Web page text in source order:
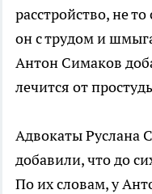
расстройство, не
он с трудом и
Антон Симаков
лечится от
Адвокаты Руслана
добавили, что до
По их словам, у